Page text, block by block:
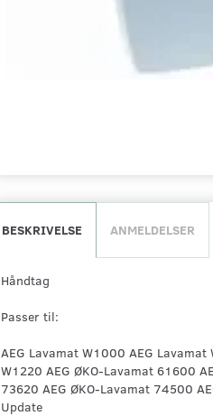
BESKRIVELSE ANMELDELSER
Håndtag
Passer til:
AEG Lavamat W1000 AEG
W1220 AEG ØKO-Lavamat 61600
73620 AEG ØKO-Lavamat 74500
Update